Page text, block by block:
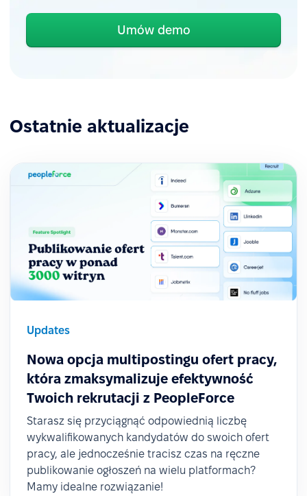
Umów demo
Ostatnie aktualizacje
Updates
Nowa opcja multipostingu ofert pracy,
która zmaksymalizuje efektywność
Twoich rekrutacji z PeopleForce
Starasz się przyciągnąć odpowiednią liczbę
wykwalifikowanych kandydatów do swoich ofert
pracy, ale jednocześnie tracisz czas na ręczne
publikowanie ogłoszeń na wielu platformach?
Mamy idealne rozwiązanie!